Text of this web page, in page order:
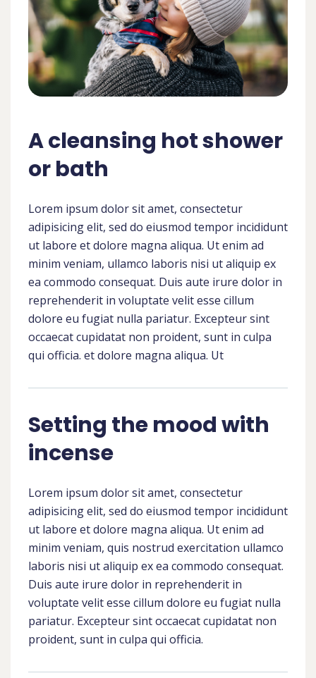
A cleansing hot shower
or bath
Lorem ipsum dolor sit amet, consectetur
adipisicing elit, sed do eiusmod tempor incididunt
ut labore et dolore magna aliqua. Ut enim ad
minim veniam, ullamco laboris nisi ut aliquip ex
ea commodo consequat. Duis aute irure dolor in
reprehenderit in voluptate velit esse cillum
dolore eu fugiat nulla pariatur. Excepteur sint
occaecat cupidatat non proident, sunt in culpa
qui officia. et dolore magna aliqua. Ut
Setting the mood with
incense
Lorem ipsum dolor sit amet, consectetur
adipisicing elit, sed do eiusmod tempor incididunt
ut labore et dolore magna aliqua. Ut enim ad
minim veniam, quis nostrud exercitation ullamco
laboris nisi ut aliquip ex ea commodo consequat.
Duis aute irure dolor in reprehenderit in
voluptate velit esse cillum dolore eu fugiat nulla
pariatur. Excepteur sint occaecat cupidatat non
proident, sunt in culpa qui officia.